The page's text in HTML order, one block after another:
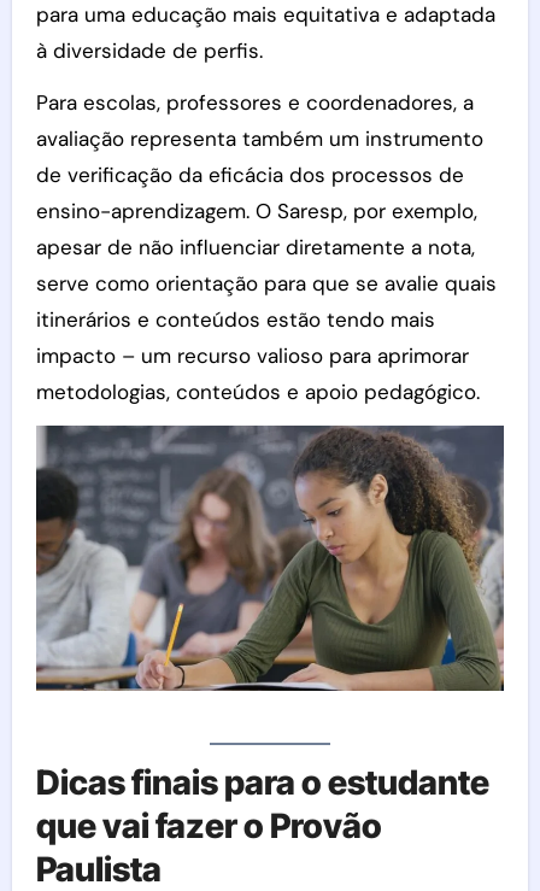
para uma educação mais equitativa e adaptada
à diversidade de perfis.
Para escolas, professores e coordenadores, a
avaliação representa também um instrumento
de verificação da eficácia dos processos de
ensino-aprendizagem. O Saresp, por exemplo,
apesar de não influenciar diretamente a nota,
serve como orientação para que se avalie quais
itinerários e conteúdos estão tendo mais
impacto – um recurso valioso para aprimorar
metodologias, conteúdos e apoio pedagógico.
Dicas finais para o estudante
que vai fazer o Provão
Paulista